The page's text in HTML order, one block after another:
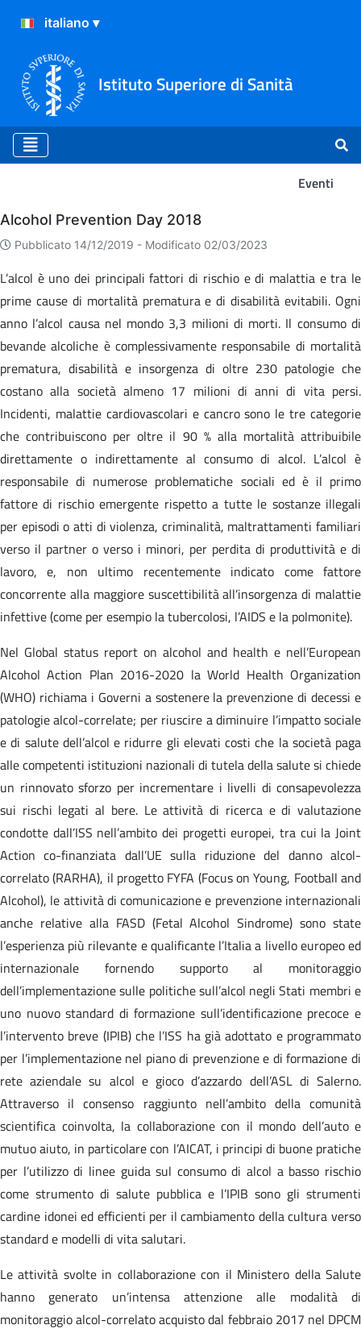
Istituto Superiore di Sanità
Eventi
Eventi
Alcohol Prevention Day 2018
Pubblicato 14/12/2019 - Modificato 02/03/2023
L’alcol è uno dei principali fattori di rischio e di malattia e tra le
prime cause di mortalità prematura e di disabilità evitabili. Ogni
anno l’alcol causa nel mondo 3,3 milioni di morti. Il consumo di
bevande alcoliche è complessivamente responsabile di mortalità
prematura, disabilità e insorgenza di oltre 230 patologie che
costano alla società almeno 17 milioni di anni di vita persi.
Incidenti, malattie cardiovascolari e cancro sono le tre categorie
che contribuiscono per oltre il 90 % alla mortalità attribuibile
direttamente o indirettamente al consumo di alcol. L’alcol è
responsabile di numerose problematiche sociali ed è il primo
fattore di rischio emergente rispetto a tutte le sostanze illegali
per episodi o atti di violenza, criminalità, maltrattamenti familiari
verso il partner o verso i minori, per perdita di produttività e di
lavoro, e, non ultimo recentemente indicato come fattore
concorrente alla maggiore suscettibilità all’insorgenza di malattie
infettive (come per esempio la tubercolosi, l’AIDS e la polmonite).
Nel Global status report on alcohol and health e nell’European
Alcohol Action Plan 2016-2020 la World Health Organization
(WHO) richiama i Governi a sostenere la prevenzione di decessi e
patologie alcol-correlate; per riuscire a diminuire l’impatto sociale
e di salute dell’alcol e ridurre gli elevati costi che la società paga
alle competenti istituzioni nazionali di tutela della salute si chiede
un rinnovato sforzo per incrementare i livelli di consapevolezza
sui rischi legati al bere. Le attività di ricerca e di valutazione
condotte dall’ISS nell’ambito dei progetti europei, tra cui la Joint
Action co-finanziata dall’UE sulla riduzione del danno alcol-
correlato (RARHA), il progetto FYFA (Focus on Young, Football and
Alcohol), le attività di comunicazione e prevenzione internazionali
anche relative alla FASD (Fetal Alcohol Sindrome) sono state
l’esperienza più rilevante e qualificante l’Italia a livello europeo ed
internazionale fornendo supporto al monitoraggio
dell’implementazione sulle politiche sull’alcol negli Stati membri e
uno nuovo standard di formazione sull’identificazione precoce e
l’intervento breve (IPIB) che l’ISS ha già adottato e programmato
per l’implementazione nel piano di prevenzione e di formazione di
rete aziendale su alcol e gioco d’azzardo dell’ASL di Salerno.
Attraverso il consenso raggiunto nell’ambito della comunità
scientifica coinvolta, la collaborazione con il mondo dell’auto e
mutuo aiuto, in particolare con l’AICAT, i principi di buone pratiche
per l’utilizzo di linee guida sul consumo di alcol a basso rischio
come strumento di salute pubblica e l’IPIB sono gli strumenti
cardine idonei ed efficienti per il cambiamento della cultura verso
standard e modelli di vita salutari.
Le attività svolte in collaborazione con il Ministero della Salute
hanno generato un’intensa attenzione alle modalità di
monitoraggio alcol-correlato acquisto dal febbraio 2017 nel DPCM